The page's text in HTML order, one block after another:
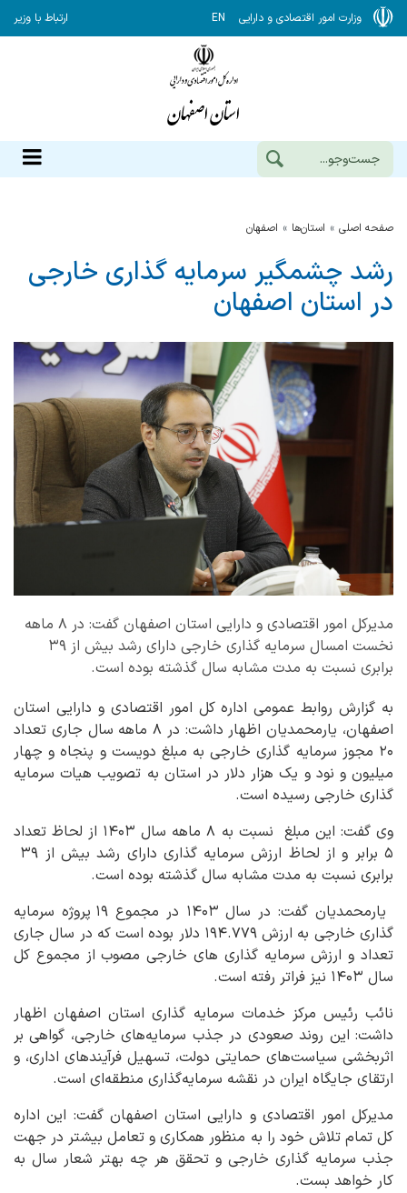
وزارت امور اقتصادی و دارایی EN ارتباط با وزیر
صفحه اصلی استان‌ها اصفهان
رشد چشمگیر سرمایه گذاری خارجی
در استان اصفهان
مدیرکل امور اقتصادی و دارایی استان اصفهان گفت: در ۸ ماهه
نخست امسال سرمایه گذاری خارجی دارای رشد بیش از ۳۹
برابری نسبت به مدت مشابه سال گذشته بوده است.
به گزارش روابط عمومی اداره کل امور اقتصادی و دارایی استان
اصفهان، یارمحمدیان اظهار داشت: در ۸ ماهه سال جاری تعداد
۲۰ مجوز سرمایه گذاری خارجی به مبلغ دویست و پنجاه و چهار
میلیون و نود و یک هزار دلار در استان به تصویب هیات سرمایه
گذاری خارجی رسیده است.
وی گفت: این مبلغ نسبت به ۸ ماهه سال ۱۴۰۳ از لحاظ تعداد
برابری نسبت به مدت مشابه سال گذشته بوده است.
یارمحمدیان گفت: در سال ۱۴۰۳ در مجموع ۱۹ پروژه سرمایه
گذاری خارجی به ارزش ۱۹۴.۷۷۹ دلار بوده است که در سال جاری
تعداد و ارزش سرمایه گذاری های خارجی مصوب از مجموع کل
سال ۱۴۰۳ نیز فراتر رفته است.
نائب رئیس مرکز خدمات سرمایه گذاری استان اصفهان اظهار
داشت: این روند صعودی در جذب سرمایه‌های خارجی، گواهی بر
اثربخشی سیاست‌های حمایتی دولت، تسهیل فرآیندهای اداری، و
ارتقای جایگاه ایران در نقشه سرمایه‌گذاری منطقه‌ای است.
مدیرکل امور اقتصادی و دارایی استان اصفهان گفت: این اداره
کل تمام تلاش خود را به منظور همکاری و تعامل بیشتر در جهت
جذب سرمایه گذاری خارجی و تحقق هر چه بهتر شعار سال به
کار خواهد بست.